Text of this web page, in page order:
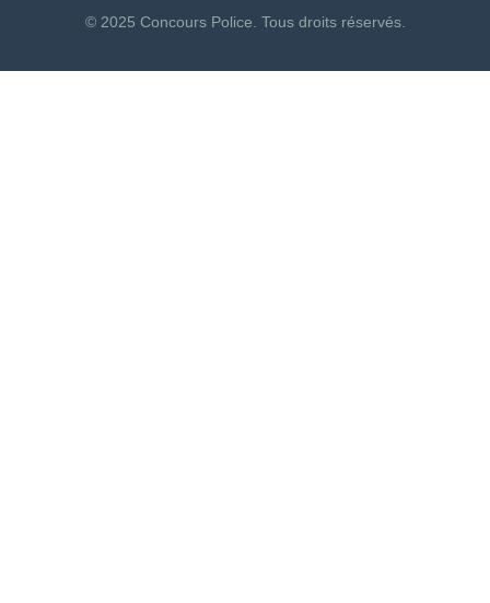
© 2025 Concours Police. Tous droits réservés.